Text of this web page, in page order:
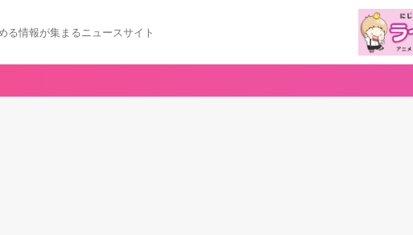
る情報が集まるニュースサイト